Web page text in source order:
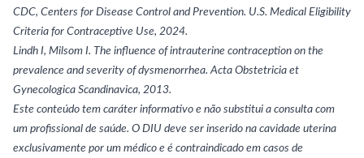
CDC, Centers for Disease Control and Prevention. U.S. Medical Eligibility
Criteria for Contraceptive Use, 2024.
Lindh I, Milsom I. The influence of intrauterine contraception on the
prevalence and severity of dysmenorrhea. Acta Obstetricia et
Gynecologica Scandinavica, 2013.
Este conteúdo tem caráter informativo e não substitui a consulta com
um profissional de saúde. O DIU deve ser inserido na cavidade uterina
exclusivamente por um médico e é contraindicado em casos de